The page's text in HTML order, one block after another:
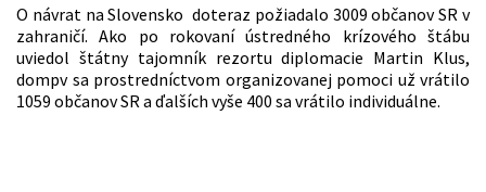
O návrat na Slovensko doteraz požiadalo 3009 občanov SR v
zahraničí. Ako po rokovaní ústredného krízového štábu
uviedol štátny tajomník rezortu diplomacie Martin Klus,
dompv sa prostredníctvom organizovanej pomoci už vrátilo
1059 občanov SR a ďalších vyše 400 sa vrátilo individuálne.